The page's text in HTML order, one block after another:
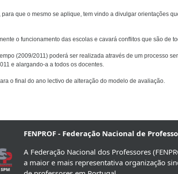
que o mesmo se aplique, tem vindo a divulgar orientações
o funcionamento das escolas e cavará conflitos que são de
(2009/2011) poderá ser realizada através de um processo
e alargando-a a todos os docentes.
o final do ano lectivo de alteração do modelo de avaliação.
FENPROF - Federação Nacional de
A Federação Nacional dos Professores
a maior e mais representativa organização